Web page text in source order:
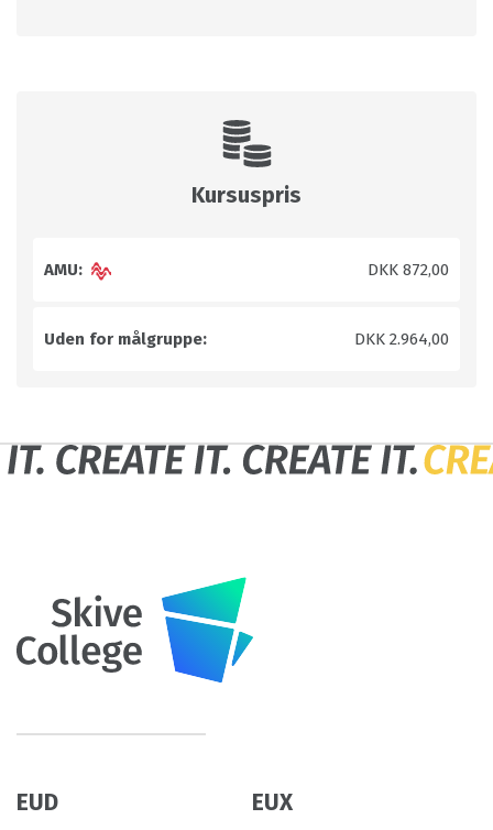
Kursuspris
AMU: DKK 872,00
Uden for målgruppe: DKK 2.964,00
EUD EUX